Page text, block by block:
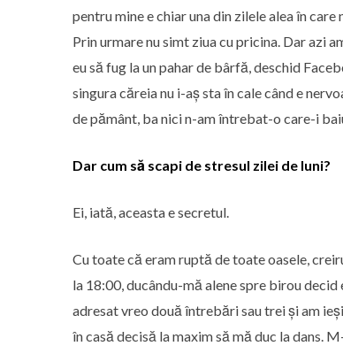
pentru mine e chiar una din zilele alea în
Prin urmare nu simt ziua cu pricina. Dar azi
eu să fug la un pahar de bârfă, deschid
singura căreia nu i-aș sta în cale când e
de pământ, ba nici n-am întrebat-o care-i
Dar cum să scapi de stresul zilei de luni?
Ei, iată, aceasta e secretul.
Cu toate că eram ruptă de toate oasele,
la 18:00, ducându-mă alene spre birou
adresat vreo două întrebări sau trei și am
în casă decisă la maxim să mă duc la dans.